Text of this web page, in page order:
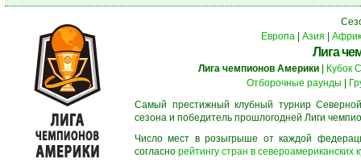
Европа| Азия
Лига
Лига чемпионов Америки
Кубок
Отборочные раунды
Самый престижный клубный турнир
сезона и победитель прошлогодней Лиги
Число мест в розыгрыше от каждой
согласно рейтингу стран в североамериканских